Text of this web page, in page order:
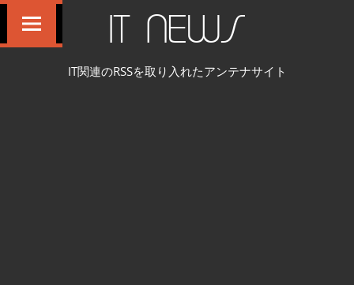
IT NEWS
IT関連のRSSを取り入れたアンテナサイト